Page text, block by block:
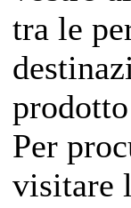
tra le
Per
visitare